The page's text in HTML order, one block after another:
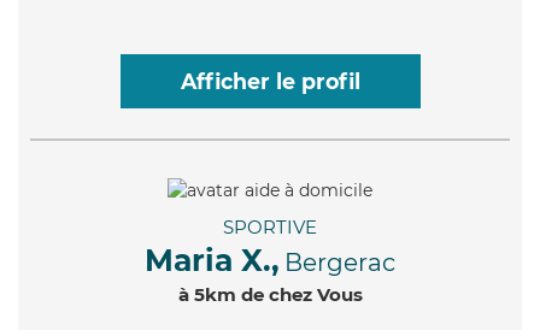
Afficher le profil
SPORTIVE
Maria X., Bergerac
à 5km de chez Vous